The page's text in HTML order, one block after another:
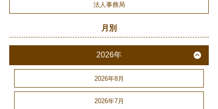
法人事務局
月別
2026年
2026年8月
2026年7月